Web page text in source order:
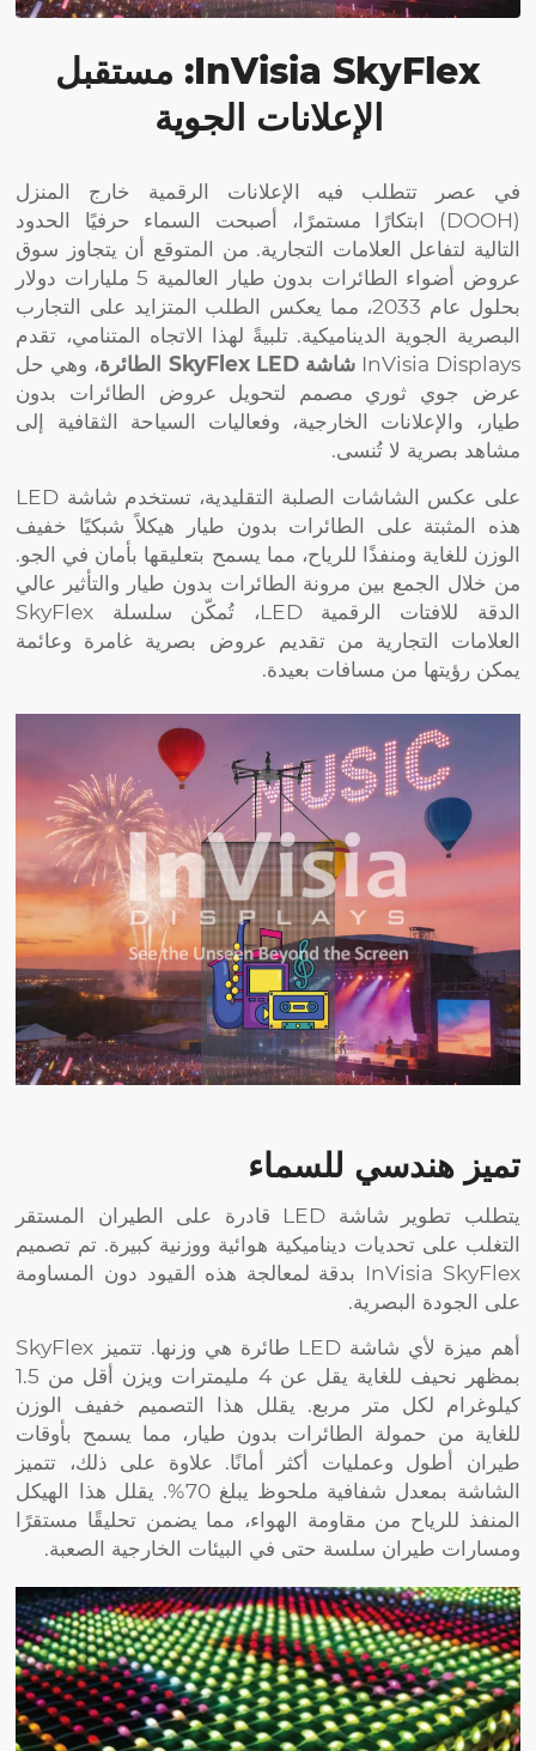
InVisia SkyFlex: مستقبل
الإعلانات الجوية
في عصر تتطلب فيه الإعلانات الرقمية خارج المنزل
(DOOH) ابتكارًا مستمرًا، أصبحت السماء حرفيًا الحدود
التالية لتفاعل العلامات التجارية. من المتوقع أن يتجاوز سوق
عروض أضواء الطائرات بدون طيار العالمية 5 مليارات دولار
بحلول عام 2033، مما يعكس الطلب المتزايد على التجارب
البصرية الجوية الديناميكية. تلبيةً لهذا الاتجاه المتنامي، تقدم
InVisia Displays شاشة SkyFlex LED الطائرة
، وهي حل
عرض جوي ثوري مصمم لتحويل عروض الطائرات بدون
طيار، والإعلانات الخارجية، وفعاليات السياحة الثقافية إلى
مشاهد بصرية لا تُنسى.
على عكس الشاشات الصلبة التقليدية، تستخدم شاشة LED
هذه المثبتة على الطائرات بدون طيار هيكلاً شبكيًا خفيف
الوزن للغاية ومنفذًا للرياح، مما يسمح بتعليقها بأمان في الجو.
من خلال الجمع بين مرونة الطائرات بدون طيار والتأثير عالي
الدقة للافتات الرقمية LED، تُمكّن سلسلة SkyFlex
العلامات التجارية من تقديم عروض بصرية غامرة وعائمة
يمكن رؤيتها من مسافات بعيدة.
تميز هندسي للسماء
يتطلب تطوير شاشة LED قادرة على الطيران المستقر
التغلب على تحديات ديناميكية هوائية ووزنية كبيرة. تم تصميم
InVisia SkyFlex بدقة لمعالجة هذه القيود دون المساومة
على الجودة البصرية.
أهم ميزة لأي شاشة LED طائرة هي وزنها. تتميز SkyFlex
بمظهر نحيف للغاية يقل عن 4 مليمترات ويزن أقل من 1.5
كيلوغرام لكل متر مربع. يقلل هذا التصميم خفيف الوزن
للغاية من حمولة الطائرات بدون طيار، مما يسمح بأوقات
طيران أطول وعمليات أكثر أمانًا. علاوة على ذلك، تتميز
الشاشة بمعدل شفافية ملحوظ يبلغ 70%. يقلل هذا الهيكل
المنفذ للرياح من مقاومة الهواء، مما يضمن تحليقًا مستقرًا
ومسارات طيران سلسة حتى في البيئات الخارجية الصعبة.